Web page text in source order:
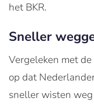
het BKR.
Sneller
Vergeleken met
op dat
sneller wisten